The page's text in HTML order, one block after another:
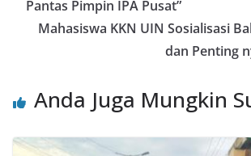
Pantas Pimpin IPA Pusat”
Mahasiswa KKN UIN Sosialisasi
dan Penting
Anda Juga Mungkin